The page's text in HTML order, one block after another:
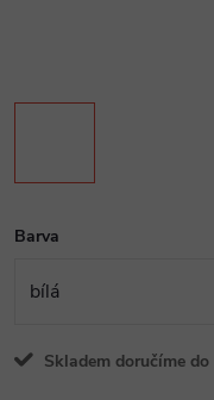
Barva
Skladem doručíme do